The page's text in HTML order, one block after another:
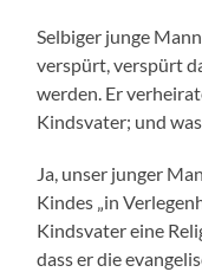
Selbiger junge
verspürt, verspürt
werden. Er
Kindsvater; und
Ja, unser junger
Kindes „in
Kindsvater eine
dass er die